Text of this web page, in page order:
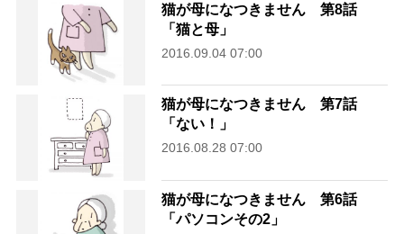
猫が母になつきません 第8話
「猫と母」
2016.09.04 07:00
猫が母になつきません 第7話
「ない！」
2016.08.28 07:00
猫が母になつきません 第6話
「パソコンその2」